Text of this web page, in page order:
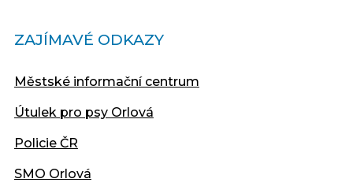
ZAJÍMAVÉ ODKAZY
Městské informační centrum
Útulek pro psy Orlová
Policie ČR
SMO Orlová